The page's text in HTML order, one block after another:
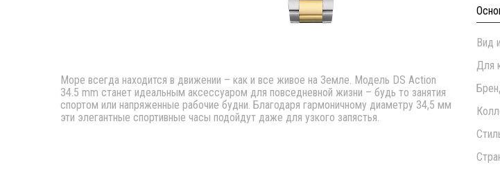
Море всегда находится в движении – как и все живое на Земле. Модель DS Action
34.5 mm станет идеальным аксессуаром для повседневной жизни – будь то занятия
спортом или напряженные рабочие будни. Благодаря гармоничному диаметру 34,5 мм
эти элегантные спортивные часы подойдут даже для узкого запястья.
Вид
Для